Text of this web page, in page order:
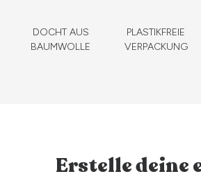
DOCHT AUS
BAUMWOLLE
PLASTIKFREIE
VERPACKUNG
Erstelle deine